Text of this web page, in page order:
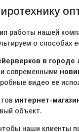
работы нашей
о способах
в
современными
видео ее
интернет-
объект.
наши клиенты